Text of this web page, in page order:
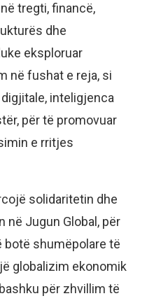
tregti, financë,
dhe
eksploruar
në fushat e reja, si
inteligjenca
për të promovuar
e rritjes
solidaritetin dhe
në Jugun Global, për
botë shumëpolare të
globalizim ekonomik
për zhvillim të